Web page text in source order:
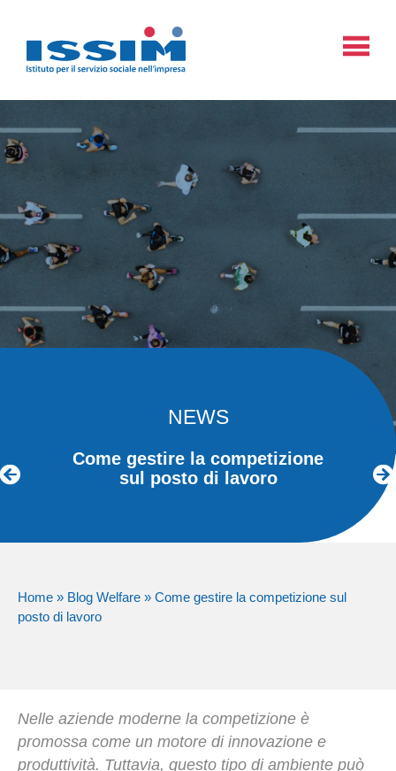
NEWS
Come gestire la competizione
sul posto di lavoro
Home » Blog Welfare » Come gestire la competizione sul
posto di lavoro
Nelle aziende moderne la competizione è
promossa come un motore di innovazione e
produttività. Tuttavia, questo tipo di ambiente può